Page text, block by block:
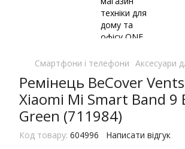
Смартфони і телефони Аксесуари
Ремінець BeCover
Xiaomi Mi Smart Band 9
Green (711984)
Код товару: 604996 Написати відгук